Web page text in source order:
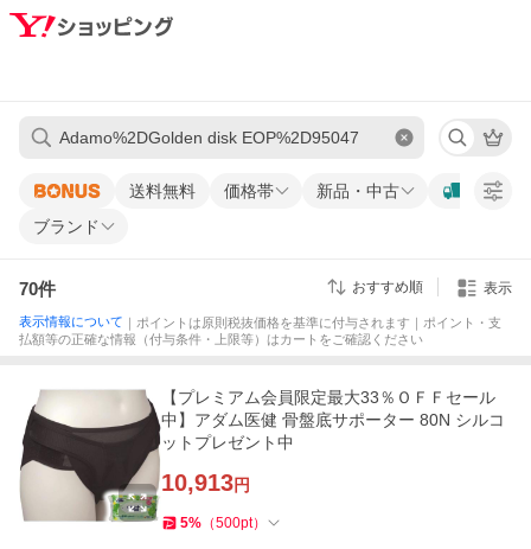
送料無料 価格帯
新品・中古
ブランド
70件 おすすめ順 表示
表示情報について ｜ポイントは原則税抜価格を基準に付与されます｜ポイント・支
払額等の正確な情報（付与条件・上限等）はカートをご確認ください
【プレミアム会員限定最大33％ＯＦＦセール
中】アダム医健 骨盤底サポーター 80N シルコ
ットプレゼント中
10,913円
5% （500pt）